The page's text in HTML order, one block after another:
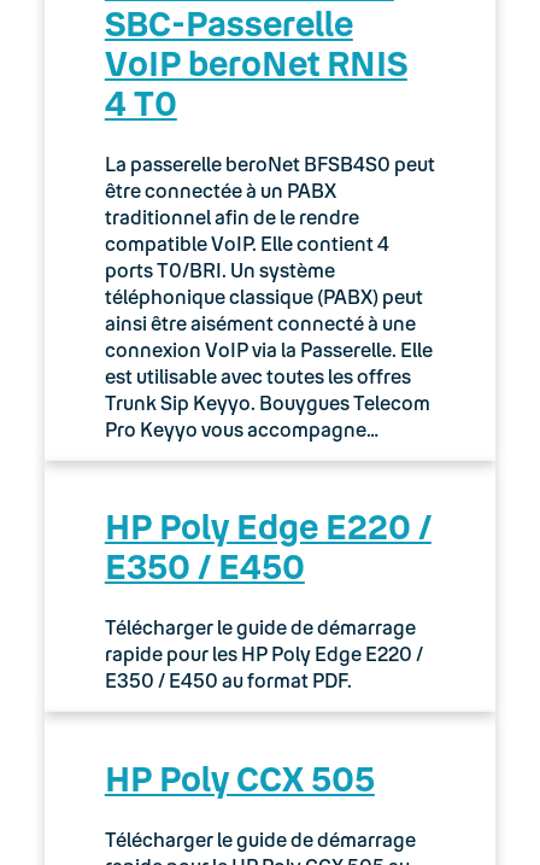
SBC-Passerelle
VoIP beroNet RNIS
4 T0
La passerelle beroNet BFSB4S0 peut
être connectée à un PABX
traditionnel afin de le rendre
compatible VoIP. Elle contient 4
ports T0/BRI. Un système
téléphonique classique (PABX) peut
ainsi être aisément connecté à une
connexion VoIP via la Passerelle. Elle
est utilisable avec toutes les offres
Trunk Sip Keyyo. Bouygues Telecom
Pro Keyyo vous accompagne…
HP Poly Edge E220 /
E350 / E450
Télécharger le guide de démarrage
rapide pour les HP Poly Edge E220 /
E350 / E450 au format PDF.
HP Poly CCX 505
Télécharger le guide de démarrage